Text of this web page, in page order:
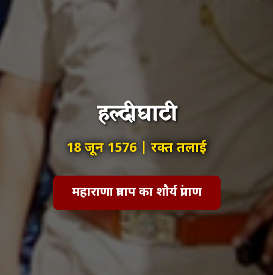
हल्दीघाटी
18 जून 1576 | रक्त तलाई
महाराणा प्रताप का शौर्य प्रांगण